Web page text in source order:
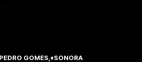
GOMES ♦SONORA